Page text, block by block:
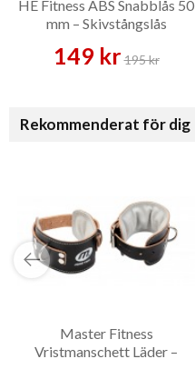
HE Fitness ABS Snabblås 50
mm – Skivstångslås
149 kr195 kr
Rekommenderat för dig
Master Fitness
Vristmanschett Läder –